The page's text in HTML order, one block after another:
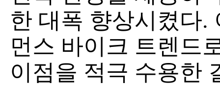
한 대폭 향상시켰다.
먼스 바이크 트렌드
이점을 적극 수용한